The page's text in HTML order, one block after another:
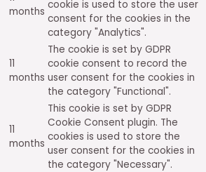
months
cookie is used to store the user
consent for the cookies in the
category "Analytics".
11
months
The cookie is set by GDPR
cookie consent to record the
user consent for the cookies in
the category "Functional".
11
months
This cookie is set by GDPR
Cookie Consent plugin. The
cookies is used to store the
user consent for the cookies in
the category "Necessary".